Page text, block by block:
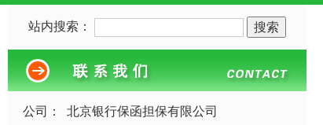
站内搜索：
公司：
北京银行保函担保有限公司